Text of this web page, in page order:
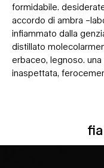
formidabile.
accordo di ambra
infiammato dalla
distillato
erbaceo, legnoso.
inaspettata,